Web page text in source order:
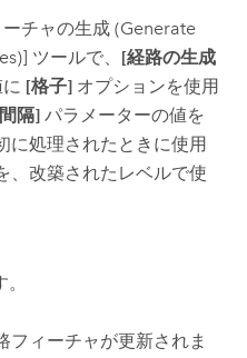
チャの生成 (Generate
ツールで、 [経路の生成
[格子]オプションを使用
隔]パラメーターの値を
に処理されたときに使用
、改築されたレベルで使
フィーチャが更新されま